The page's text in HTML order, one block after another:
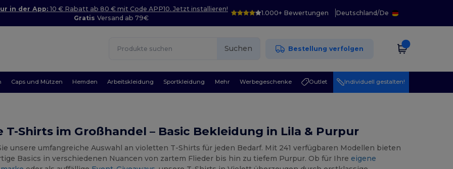
in der App: 10 € Rabatt ab 80 € mit Code APP10. Jetzt installieren!
GratisVersand ab 79€
1.000+ Bewertungen Deutschland/De
Suchen Bestellung verfolgen
Caps und Mützen Hemden Arbeitskleidung Sportkleidung Mehr Werbegeschenke Outlet Individuell gestalten!
T-Shirts im Großhandel – Basic Bekleidung in Lila & Purpur
unsere umfangreiche Auswahl an violetten T-Shirts für jeden Bedarf. Mit 241 verfügbaren Modellen bieten
Basics in verschiedenen Nuancen von zartem Flieder bis hin zu tiefem Purpur. Ob für Ihre eigene